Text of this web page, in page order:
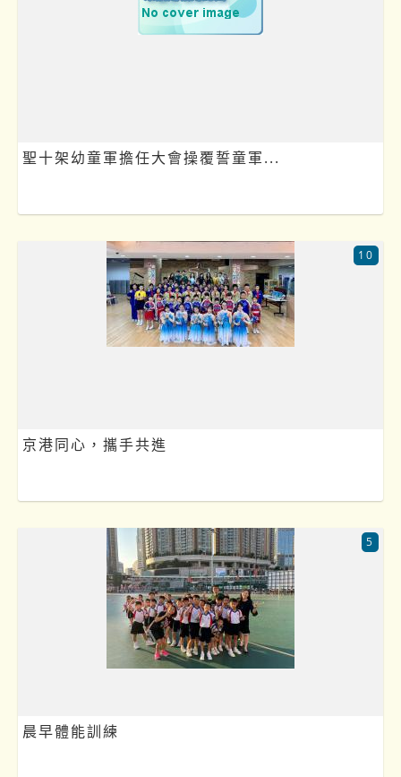
聖十架幼童軍擔任大會操覆誓童軍...
京港同心，攜手共進
10
晨早體能訓練
5